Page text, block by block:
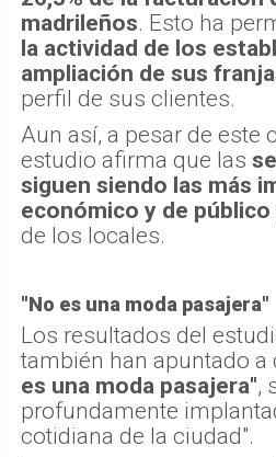
madrileños. Esto ha
la actividad de los
ampliación de sus
perfil de sus clientes.
Aun así, a pesar de este
estudio afirma que las
siguen siendo las más
económico y de público
de los locales.
"No es una moda pasajera"
Los resultados del
también han apuntado a
es una moda pasajera",
profundamente
cotidiana de la ciudad".